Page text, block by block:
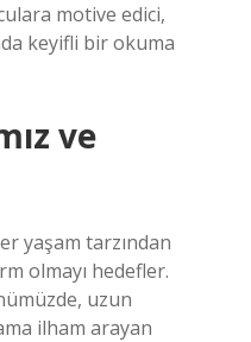
motive edici,
keyifli bir okuma
ve
yaşam tarzından
olmayı hedefler.
uzun
ilham arayan